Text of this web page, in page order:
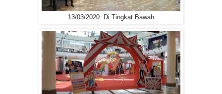
13/03/2020: Di Tingkat Bawah